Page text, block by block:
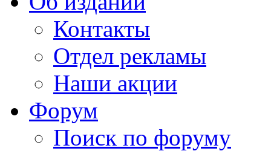
Контакты
Отдел рекламы
Наши акции
Форум
Поиск по форуму